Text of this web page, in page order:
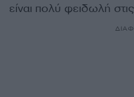
είναι πολύ φειδωλή